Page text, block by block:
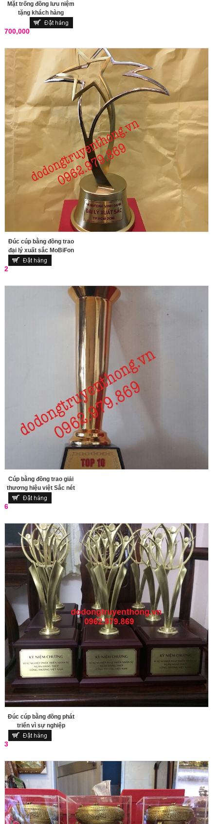
Mặt trống đồng lưu niệm
tặng khách hàng
700,000
Đúc cúp bằng đồng trao
đại lý xuất sắc MoBiFon
2
Cúp bằng đồng trao giải
thương hiệu việt Sắc nét
6
Đúc cúp bằng đồng phát
triển vì sự nghiệp
3